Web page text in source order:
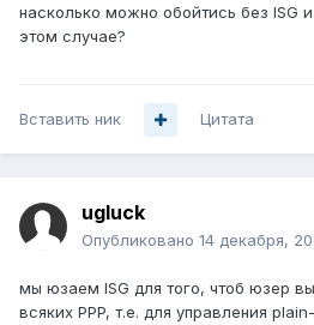
насколько можно обойтись без ISG
этом случае?
Вставить ник Цитата
ugluck
Опубликовано 14 декабря,
мы юзаем ISG для того, чтоб юзер
всяких PPP, т.е. для управления